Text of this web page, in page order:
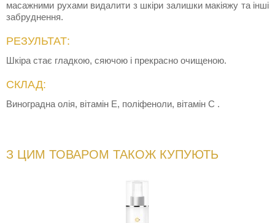
масажними рухами видалити з шкіри залишки макіяжу та інші
забруднення.
РЕЗУЛЬТАТ:
Шкіра стає гладкою, сяючою і прекрасно очищеною.
СКЛАД:
Виноградна олія, вітамін Е, поліфеноли, вітамін С .
З ЦИМ ТОВАРОМ ТАКОЖ КУПУЮТЬ